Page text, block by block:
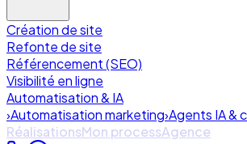
Création de site
Refonte de site
Référencement (SEO)
Visibilité en ligne
Automatisation & IA
›Automatisation marketing›Agents IA &
RéalisationsMon processAgence